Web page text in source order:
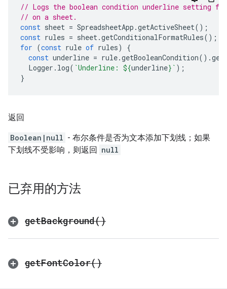
// Logs the boolean condition underline setting
// on a sheet.
const sheet = SpreadsheetApp .getActiveSheet();
const rules = sheet.getConditionalFormatRules();
for (const rule of rules)
{
const underline = rule.getBooleanCondition().
Logger . log( `Underline: ${underline} ` );
}
返回
Boolean|null - 布尔条件是否为文本添加下划线；如果
下划线不受影响，则返回 null
已弃用的方法
getBackground()
getFontColor()